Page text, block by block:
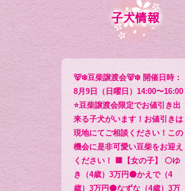
子犬情報
🐻‍❄️豆柴譲渡会🐻‍❄️ 開催日時：
8月9日（日曜日）14:00〜16:00
⭐️豆柴譲渡会限定でお値引き出
来る子犬がいます！お値引きは
現地にてご相談ください！この
機会に是非可愛い豆柴をお迎え
ください！ 🟥【女の子】 ⚪️ゆ
き（4歳）3万円🟤かえで（4
歳）3万円🟤なずな（4歳）3万